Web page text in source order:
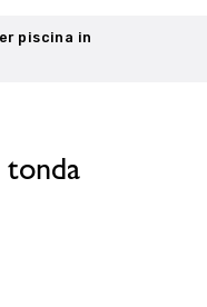
piscina in